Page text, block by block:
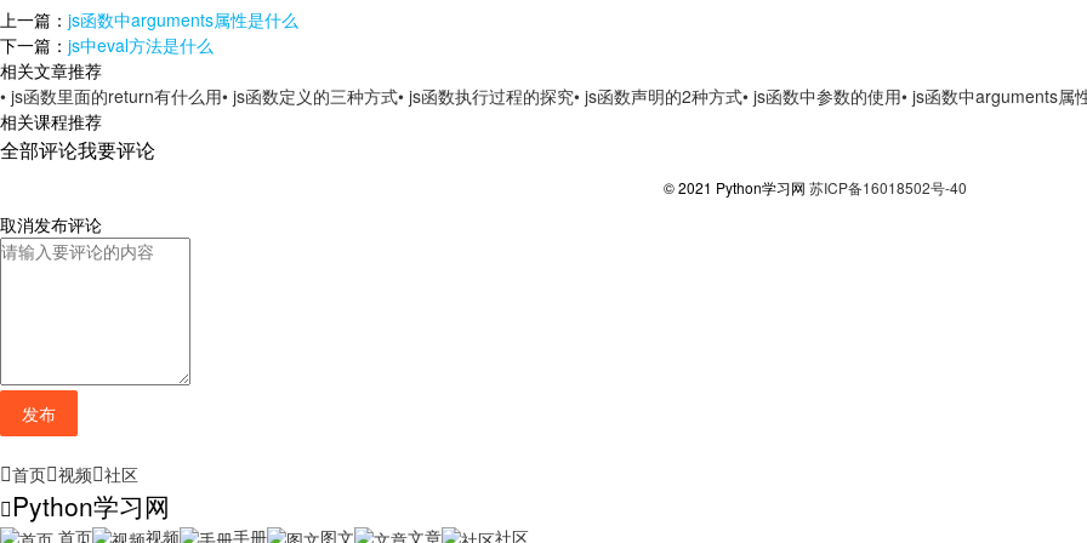
上一篇： js函数中arguments属性是什么
下一篇： js中eval方法是什么
相关文章推荐
• js函数里面的return有什么用• js函数定义的三种方式• js函数执行过程的探究• js函数声明的2种方式• js函数中参数的使用• js函数中arguments属
相关课程推荐
全部评论我要评论
© 2021 Python学习网 苏ICP备16018502号-40
取消发布评论
发布
首页 视频 社区
Python学习网
首页 视频 手册 图文 文章 社区